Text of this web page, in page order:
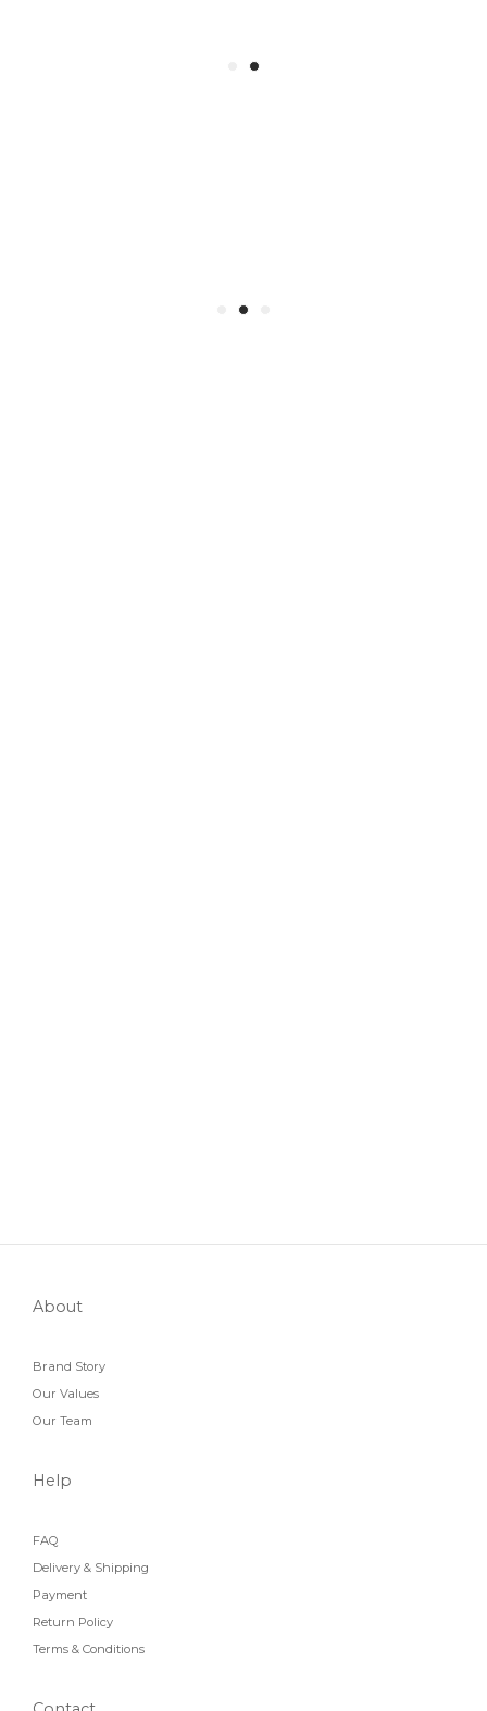
About
Brand Story
Our Values
Our Team
Help
FAQ
Delivery & Shipping
Payment
Return Policy
Terms & Conditions